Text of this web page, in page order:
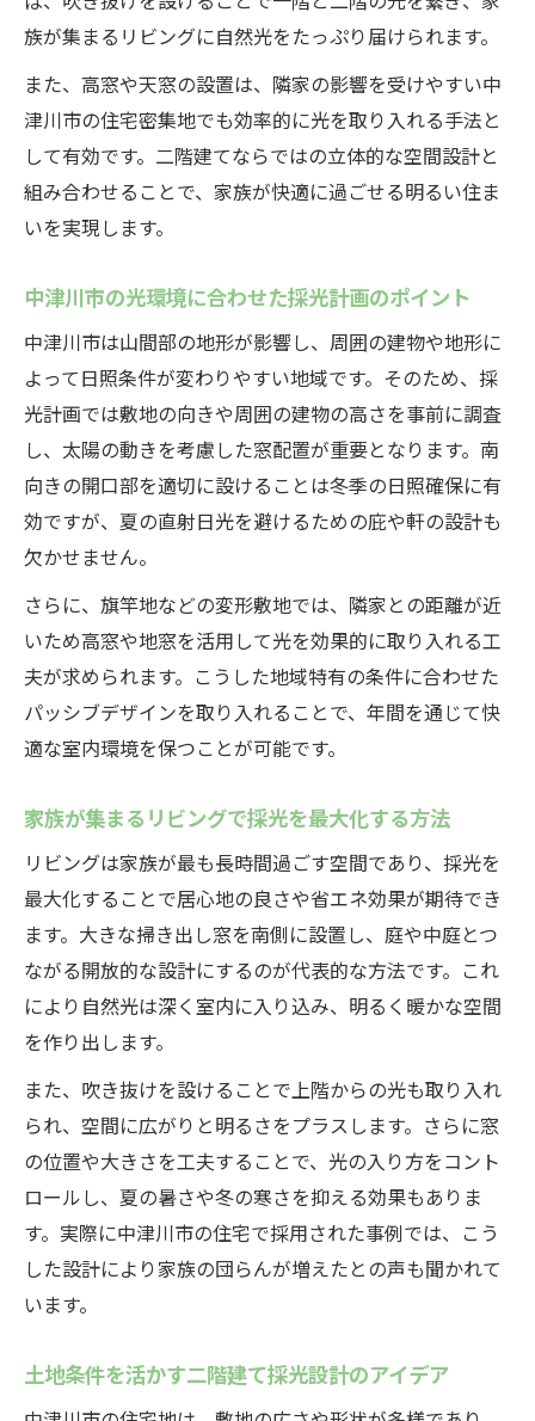
光効果
家族のための快適な明るさを追求する吹き
抜け設計
自然光を活かす間取り工夫で光熱費も節約
二階建てならではの間取りで自然光を効率
採光の工夫で光熱費を抑える家づくりのポ
イント
日照を意識した二階建て間取り設計の工夫
例
自然光が届く二階建てリビングの間取りア
イデア
省エネと快適性を両立する二階建て採光計
画
中津川市の気候を活かしたパッシブ採光実例
二階建て住宅で実践するパッシブ採光の工
夫
中津川市の四季に合わせた採光設計実例集
パッシブデザインが生きる二階建ての採光
二階建てで快適さを高めるパッシブ採光の
考え方
地域の気候を活かした二階建ての採光実践
ポイント
二階リビングで開放感ある毎日を実現する方法
二階建てリビングの採光で毎日を明るくす
開放感と採光を両立させるリビング設計の
工夫
二階建てならではのリビング採光プランの
ポイント
家族の集まる空間を明るくする二階リビン
アイデア
旗竿地でも明るい二階建て空間づくりのポイン
族が集まるリビングに自然光をたっぷり届けられます。
また、高窓や天窓の設置は、隣家の影響を受けやすい中
津川市の住宅密集地でも効率的に光を取り入れる手法と
して有効です。二階建てならではの立体的な空間設計と
組み合わせることで、家族が快適に過ごせる明るい住ま
いを実現します。
中津川市の光環境に合わせた採光計画のポイント
中津川市は山間部の地形が影響し、周囲の建物や地形に
よって日照条件が変わりやすい地域です。そのため、採
光計画では敷地の向きや周囲の建物の高さを事前に調査
し、太陽の動きを考慮した窓配置が重要となります。南
向きの開口部を適切に設けることは冬季の日照確保に有
効ですが、夏の直射日光を避けるための庇や軒の設計も
欠かせません。
さらに、旗竿地などの変形敷地では、隣家との距離が近
いため高窓や地窓を活用して光を効果的に取り入れる工
夫が求められます。こうした地域特有の条件に合わせた
パッシブデザインを取り入れることで、年間を通じて快
適な室内環境を保つことが可能です。
家族が集まるリビングで採光を最大化する方法
リビングは家族が最も長時間過ごす空間であり、採光を
最大化することで居心地の良さや省エネ効果が期待でき
ます。大きな掃き出し窓を南側に設置し、庭や中庭とつ
ながる開放的な設計にするのが代表的な方法です。これ
により自然光は深く室内に入り込み、明るく暖かな空間
を作り出します。
また、吹き抜けを設けることで上階からの光も取り入れ
られ、空間に広がりと明るさをプラスします。さらに窓
の位置や大きさを工夫することで、光の入り方をコント
ロールし、夏の暑さや冬の寒さを抑える効果もありま
す。実際に中津川市の住宅で採用された事例では、こう
した設計により家族の団らんが増えたとの声も聞かれて
います。
土地条件を活かす二階建て採光設計のアイデア